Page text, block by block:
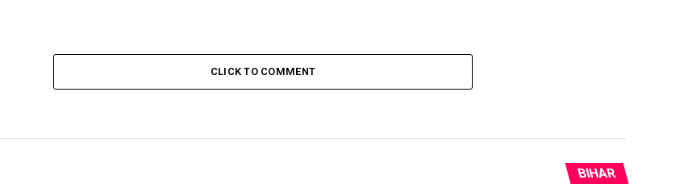
CLICK TO COMMENT
BIHAR